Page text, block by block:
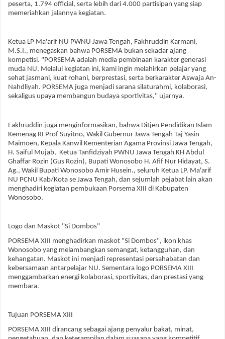
peserta, 1.794 official, serta lebih dari 4.000 partisipan yang siap
memeriahkan jalannya kegiatan.
Ketua LP Ma'arif NU PWNU Jawa Tengah, Fakhruddin Karmani,
M.S.I., menegaskan bahwa PORSEMA bukan sekadar ajang
kompetisi. "PORSEMA adalah media pembinaan karakter generasi
muda NU. Melalui kegiatan ini, kami ingin melahirkan pelajar yang
sehat jasmani, kuat rohani, berprestasi, serta berkarakter Aswaja An-
Nahdliyah. PORSEMA juga menjadi sarana silaturahmi, kolaborasi,
sekaligus upaya membangun budaya sportivitas," ujarnya.
Fakhruddin juga menginformasikan, bahwa Ditjen Pendidikan Islam
Kemenag RI Prof Suyitno, Wakil Gubernur Jawa Tengah Taj Yasin
Maimoen, Kepala Kanwil Kementerian Agama Provinsi Jawa Tengah,
H. Saiful Mujab, Ketua Tanfidziyah PWNU Jawa Tengah KH Abdul
Ghaffar Rozin (Gus Rozin), Bupati Wonosobo H. Afif Nur Hidayat, S.
Ag., Wakil Bupati Wonosobo Amir Husein., seluruh Ketua LP. Ma'arif
NU PCNU Kab/Kota se Jawa Tengah, dan sejumlah pejabat lain akan
menghadiri kegiatan pembukaan Porsema XIII di Kabupaten
Wonosobo.
Logo dan Maskot "Si Dombos"
PORSEMA XIII menghadirkan maskot "Si Dombos", ikon khas
Wonosobo yang melambangkan semangat, ketangguhan, dan
kehangatan. Maskot ini menjadi representasi persahabatan dan
kebersamaan antarpelajar NU. Sementara logo PORSEMA XIII
menggambarkan energi kolaborasi, sportivitas, dan prestasi yang
membara.
Tujuan PORSEMA XIII
PORSEMA XIII dirancang sebagai ajang penyalur bakat, minat,